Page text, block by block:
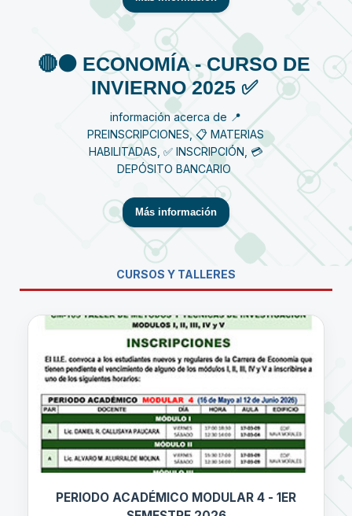
🔴⚫️ ECONOMÍA - CURSO DE
INVIERNO 2025 ✅
información acerca de 📍
PREINSCRIPCIONES, 📋 MATERIAS
HABILITADAS, ✅ INSCRIPCIÓN, 💳
DEPÓSITO BANCARIO
Más información
CURSOS Y TALLERES
PERIODO ACADÉMICO MODULAR 4 - 1ER